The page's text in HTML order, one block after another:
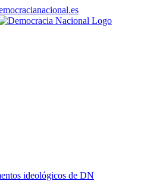
ideológicos de DN